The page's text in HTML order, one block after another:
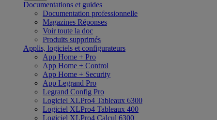
Documentations et guides
Documentation professionnelle
Magazines Réponses
Voir toute la doc
Produits supprimés
Applis, logiciels et configurateurs
App Home + Pro
App Home + Control
App Home + Security
App Legrand Pro
Legrand Config Pro
Logiciel XLPro4 Tableaux 6300
Logiciel XLPro4 Tableaux 400
Logiciel XLPro4 Calcul 6300